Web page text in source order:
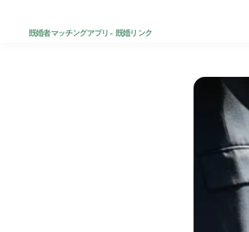
既婚者マッチングアプリ - 既婚リンク